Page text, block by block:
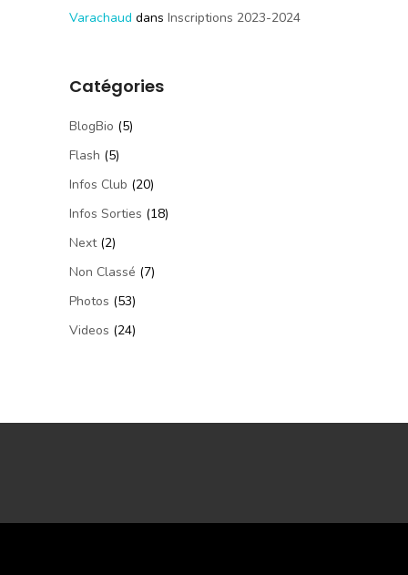
Varachaud dans Inscriptions 2023-2024
Catégories
BlogBio (5)
Flash (5)
Infos Club (20)
Infos Sorties (18)
Next(2)
Non Classé (7)
Photos (53)
Videos (24)